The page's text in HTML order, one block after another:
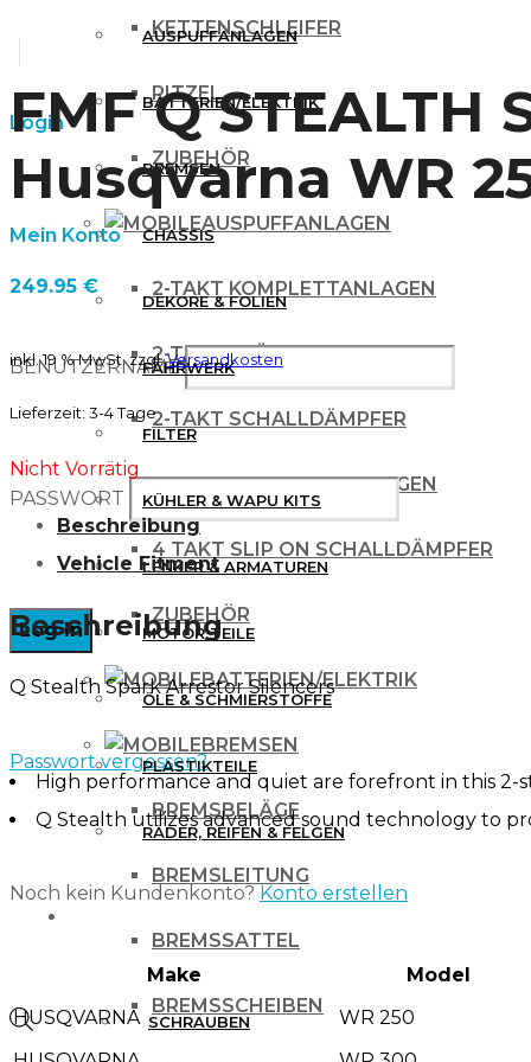
KETTENSCHLEIFER
RITZEL
ZUBEHÖR
AUSPUFFANLAGEN
2-TAKT KOMPLETTANLAGEN
2-TAKT KRÜMMER
2-TAKT SCHALLDÄMPFER
4 TAKT KOMPLETTANLAGEN
4 TAKT SLIP ON SCHALLDÄMPFER
ZUBEHÖR
BATTERIEN/ELEKTRIK
BREMSEN
BREMSBELÄGE
BREMSLEITUNG
BREMSSATTEL
BREMSSCHEIBEN
Login
Mein Konto
BENUTZERNAME
PASSWORT
Passwort vergessen?
Noch kein Kundenkonto? Konto erstellen
Products
AUSPUFFANLAGEN
BATTERIEN/ELEKTRIK
BREMSEN
CHASSIS
DEKORE & FOLIEN
FAHRWERK
FILTER
KÜHLER & WAPU KITS
LENKER & ARMATUREN
MOTOR TEILE
ÖLE & SCHMIERSTOFFE
PLASTIKTEILE
RÄDER, REIFEN & FELGEN
SCHRAUBEN
FMF Q STEALTH
Husqvarna WR
249.95 €
inkl. 19 % MwSt. zzgl.Versandkosten
Lieferzeit: 3-4 Tage
Nicht Vorrätig
Beschreibung
Vehicle Fitment
Beschreibung
Q Stealth Spark Arrestor Silencers
High performance and quiet are forefront in this 2-
Q Stealth utilizes advanced sound technology to
Make Model
HUSQVARNA
WR 250